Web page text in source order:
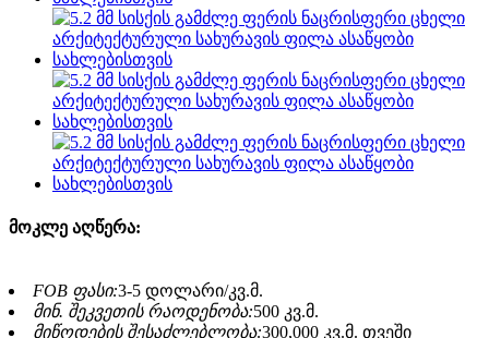
მოკლე აღწერა:
FOB ფასი:3-5 დოლარი/კვ.მ.
მინ. შეკვეთის რაოდენობა:500 კვ.მ.
მიწოდების შესაძლებლობა:300,000 კვ.მ. თვეში